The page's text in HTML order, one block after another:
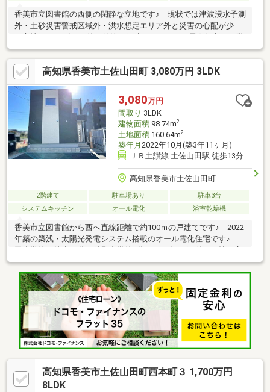
香美市立図書館の西側の閑静な立地です♪ 現状では津波浸水予測
外・土砂災害警戒区域外・洪水想定エリア外と災害の心配が少な
には20帖の広めのリビング、2階には3居室で、全居室収納と収納
豊富です♪ 南向きバルコニーも2つあり開放的♪ 最大で3台駐車
可能です♪高知県香美市土佐山田町 3,080万円 3LDK
3,080万円
間取り 3LDK
建物面積98.74m2
土地面積160.64m2
築年月 2022年10月(築3年11ヶ月)
ＪＲ土讃線 土佐山田駅 徒歩13分
高知県香美市土佐山田町
2階建て 駐車場あり
駐車3台
システムキッチン
オール電化 浴室乾燥機
香美市立図書館から西へ直線距離で約100ｍの戸建てです♪ 2022
年築の築浅・太陽光発電システム搭載のオール電化住宅です♪ 山
めで、特徴的なのはその開放感♪ リビングにはスケルトン階段が
あり、玄関は吹抜けになっていて明るい室内空間になっています
♪ ニッチスペースもあり、2階ホールにはちょっとしたワーキン
グスペースも♪ お車は3台駐車可能です♪
高知県香美市土佐山田町西本町３ 1,700万円
8LDK